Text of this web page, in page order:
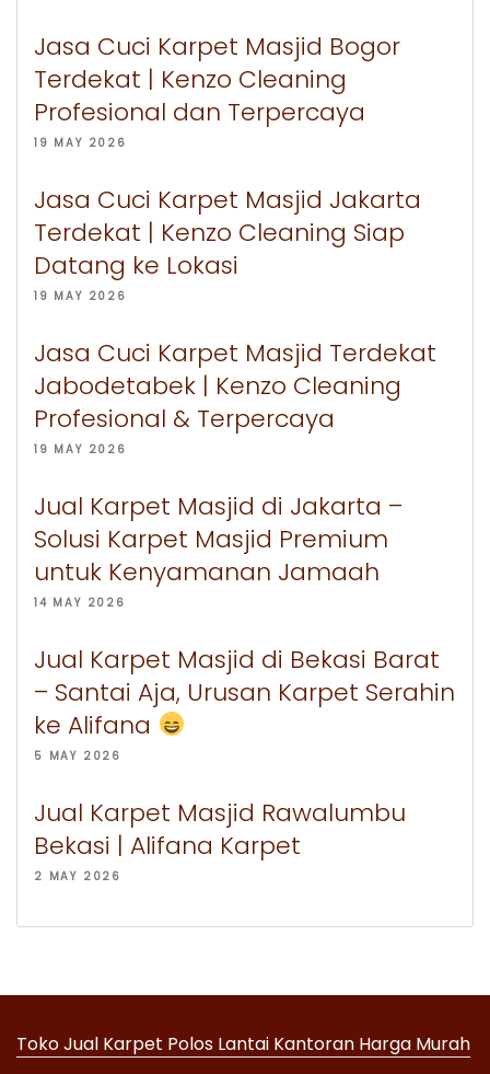
Jasa Cuci Karpet Masjid Bogor
Terdekat | Kenzo Cleaning
Profesional dan Terpercaya
19 MAY 2026
Jasa Cuci Karpet Masjid Jakarta
Terdekat | Kenzo Cleaning Siap
Datang ke Lokasi
19 MAY 2026
Jasa Cuci Karpet Masjid Terdekat
Jabodetabek | Kenzo Cleaning
Profesional & Terpercaya
19 MAY 2026
Jual Karpet Masjid di Jakarta –
Solusi Karpet Masjid Premium
untuk Kenyamanan Jamaah
14 MAY 2026
Jual Karpet Masjid di Bekasi Barat
– Santai Aja, Urusan Karpet Serahin
ke Alifana
5 MAY 2026
Jual Karpet Masjid Rawalumbu
Bekasi | Alifana Karpet
2 MAY 2026
Toko Jual Karpet Polos Lantai Kantoran Harga Murah